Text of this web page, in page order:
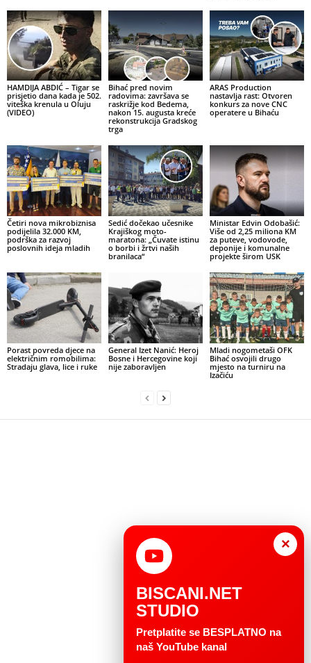
HAMDIJA ABDIĆ – Tigar se
prisjetio dana kada je 502.
viteška krenula u Oluju
(VIDEO)
Bihać pred novim
radovima: završava se
raskrižje kod Bedema,
nakon 15. augusta kreće
rekonstrukcija Gradskog
trga
ARAS Production
nastavlja rast: Otvoren
konkurs za nove CNC
operatere u Bihaću
Četiri nova mikrobiznisa
podijelila 32.000 KM,
podrška za razvoj
poslovnih ideja mladih
Sedić dočekao učesnike
Krajiškog moto-
maratona: „Čuvate istinu
o borbi i žrtvi naših
branilaca“
Ministar Edvin Odobašić:
Više od 2,25 miliona KM
za puteve, vodovode,
deponije i komunalne
projekte širom USK
Porast povreda djece na
električnim romobilima:
Stradaju glava, lice i ruke
General Izet Nanić: Heroj
Bosne i Hercegovine koji
nije zaboravljen
Mladi nogometaši OFK
Bihać osvojili drugo
mjesto na turniru na
Izačiću
×
BISCANI.NET
STUDIO
Pretplatite se BESPLATNO na
naš YouTube kanal